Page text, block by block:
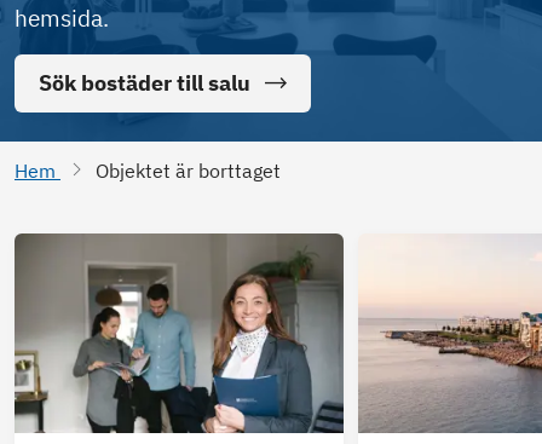
hemsida.
Sök bostäder till salu
Hem Objektet är borttaget